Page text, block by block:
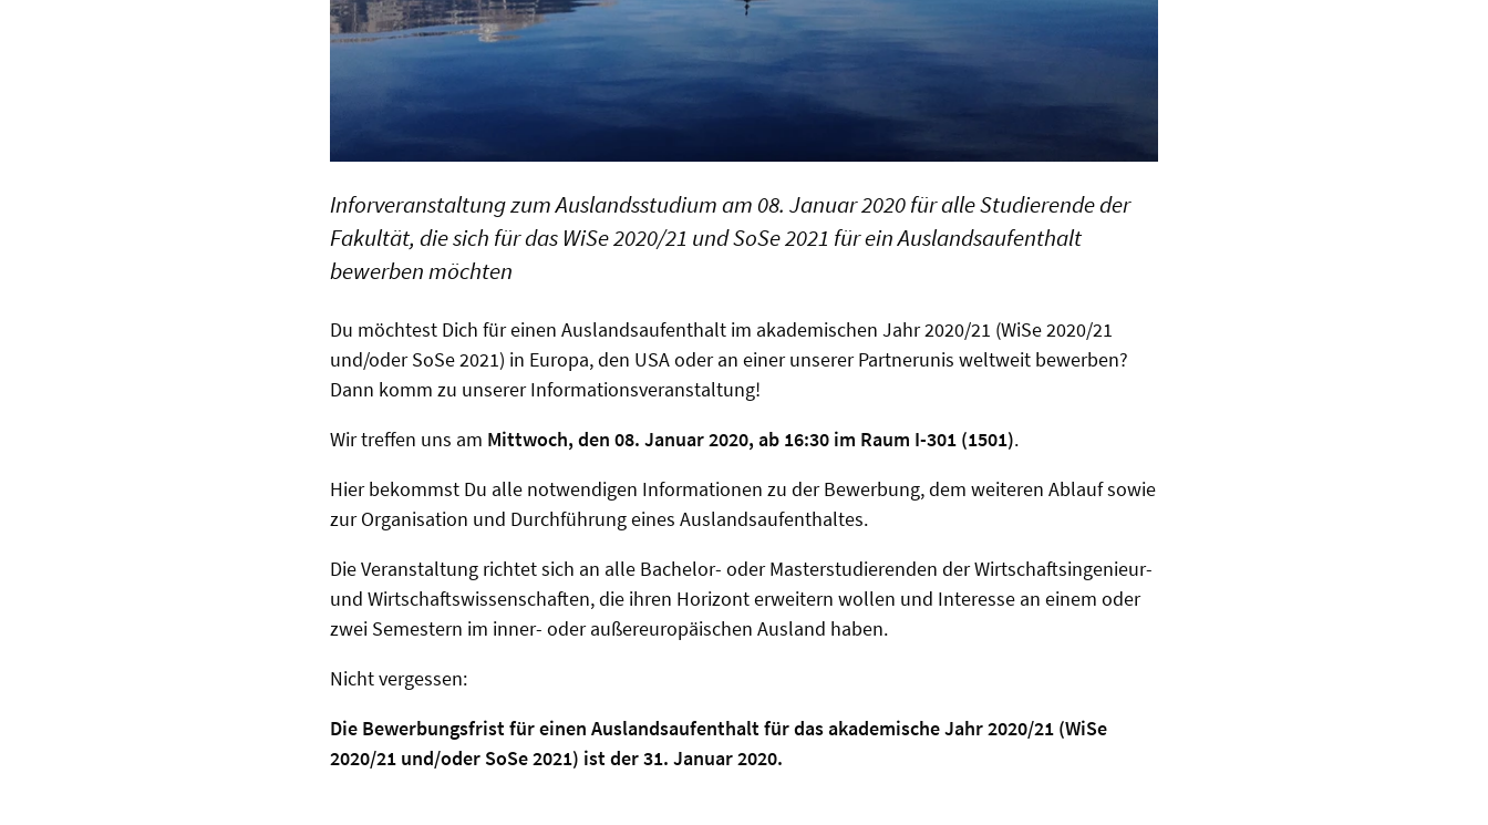
Inforveranstaltung zum Auslandsstudium am 08. Januar 2020 für alle Studierende der
Fakultät, die sich für das WiSe 2020/21 und SoSe 2021 für ein Auslandsaufenthalt
bewerben möchten
Du möchtest Dich für einen Auslandsaufenthalt im akademischen Jahr 2020/21 (WiSe 2020/21
und/oder SoSe 2021) in Europa, den USA oder an einer unserer Partnerunis weltweit bewerben?
Dann komm zu unserer Informationsveranstaltung!
Wir treffen uns am Mittwoch, den 08. Januar 2020, ab 16:30 im Raum I-301 (1501).
Hier bekommst Du alle notwendigen Informationen zu der Bewerbung, dem weiteren Ablauf sowie
zur Organisation und Durchführung eines Auslandsaufenthaltes.
Die Veranstaltung richtet sich an alle Bachelor- oder Masterstudierenden der Wirtschaftsingenieur-
und Wirtschaftswissenschaften, die ihren Horizont erweitern wollen und Interesse an einem oder
zwei Semestern im inner- oder außereuropäischen Ausland haben.
Nicht vergessen:
Die Bewerbungsfrist für einen Auslandsaufenthalt für das akademische Jahr 2020/21 (WiSe
2020/21 und/oder SoSe 2021) ist der 31. Januar 2020.